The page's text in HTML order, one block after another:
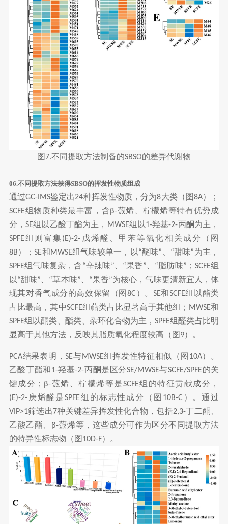
图 7.不同提取方法制备的SBSO的差异代谢物
06.不同提取方法获得SBSO的挥发性物质组成
通过GC-IMS鉴定出24种挥发性物质，分为8大类（图8A）；
SCFE组物质种类最丰富，含β-蒎烯、柠檬烯等特有优势成
分，SE组以乙酸丁酯为主， MWSE组以1-羟基-2-丙酮为主，
SPFE组则富集(E)-2- 戊烯醛、甲苯等氧化相关成分（图
8B）；SE和MWSE组气味较单一，以“醚味” “甜味”为主，
SPFE组气味复杂，含“辛辣味” “果香” “ 脂肪味” ； SCFE组
以“甜味” “草本味” “果香”为核心，气味更清新宜人，体
现其对香气成分的高效保留（图 8C ）。 SE和SCFE组以酯类
占比最高，其中SCFE组萜类占比显著高于其他组； MWSE和
SPFE组以酮类、酯类、杂环化合物为主，SPFE组醛类占比明
显高于其他方法，反映其脂质氧化程度较高（图 9）。
PCA结果表明，SE与MWSE组挥发性特征相似（图 10A）。
乙酸丁酯和1-羟基-2-丙酮是区分SE/MWSE与SCFE/SPFE的关
键成分； β-蒎烯、柠檬烯等是SCFE组的特征贡献成分，
(E)-2-庚烯醛是SPFE组的标志性成分（图 10B-C ）。通过
VIP>1筛选出 7种关键差异挥发性化合物，包括2,3-丁二酮、
乙酸乙酯、
β-蒎烯等，这些成分可作为区分不同提取方法
的特异性标志物（图 10D-F）。